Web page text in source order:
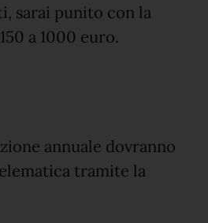
sarai punito con la
a 1000 euro.
annuale dovranno
tramite la